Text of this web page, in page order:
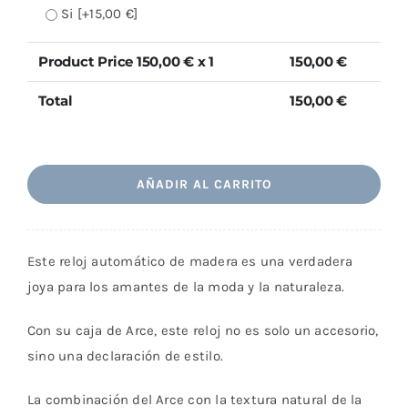
Si [+15,00 €]
Product Price 150,00€ x 1 150,00€
Total 150,00€
cantidadAÑADIR AL CARRITO
Este reloj automático de madera es una verdadera
joya para los amantes de la moda y la naturaleza.
Con su caja de Arce, este reloj no es solo un accesorio,
sino una declaración de estilo.
La combinación del Arce con la textura natural de la